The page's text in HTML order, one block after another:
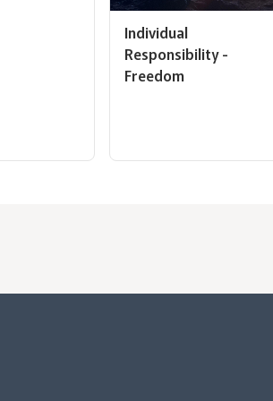
Individual
Responsibility -
Freedom